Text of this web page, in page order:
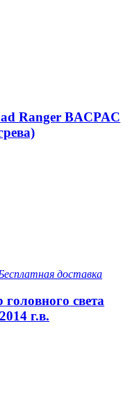
Ranger BACPAC
доставка
света
г.в.